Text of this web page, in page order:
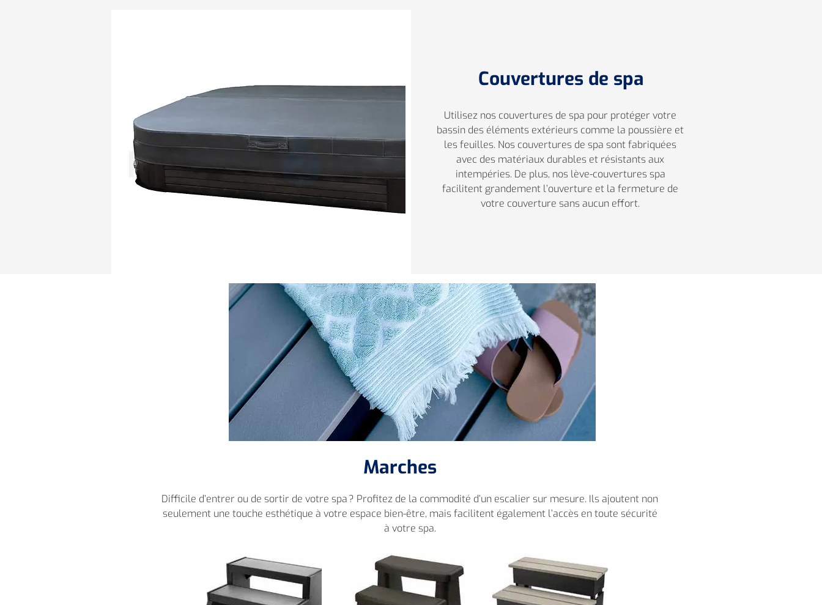
Couvertures de spa
Utilisez nos couvertures de spa pour protéger votre
bassin des éléments extérieurs comme la poussière et
les feuilles. Nos couvertures de spa sont fabriquées
avec des matériaux durables et résistants aux
intempéries. De plus, nos lève-couvertures spa
facilitent grandement l’ouverture et la fermeture de
votre couverture sans aucun effort.
Marches
Difficile d’entrer ou de sortir de votre spa ? Profitez de la commodité d’un escalier sur mesure. Ils ajoutent non
seulement une touche esthétique à votre espace bien-être, mais facilitent également l’accès en toute sécurité
à votre spa.